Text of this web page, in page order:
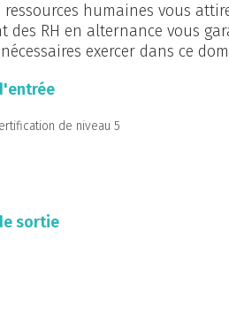
ressources humaines vous
des RH en alternance vous
exercer dans ce
de niveau 5
sortie